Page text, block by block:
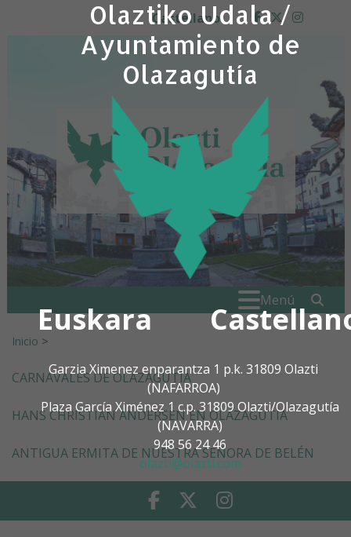
Olaztiko Udala /
Ayuntamiento de
Olazagutía
Euskara
Garzia Ximenez enparantza 1 p.k. 31809 Olazti
(NAFARROA)
Plaza García Ximénez 1 c.p. 31809 Olazti/Olazagutía
(NAVARRA)
948 56 24 46
olazti@olazti.com
Castellano facebook
twitter
Menú
Inicio >
CARNAVALES DE OLAZAGUTÍA
HANS CHRISTIAN ANDERSEN EN OLAZAGUTÍA
ANTIGUA ERMITA DE NUESTRA SEÑORA DE BELÉN
Facebook Twitter Instagram